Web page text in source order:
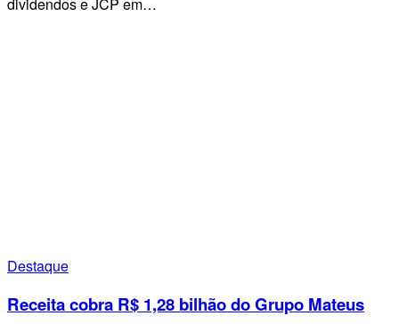
Destaque
Receita cobra R$ 1,28 bilhão do Grupo Mateus